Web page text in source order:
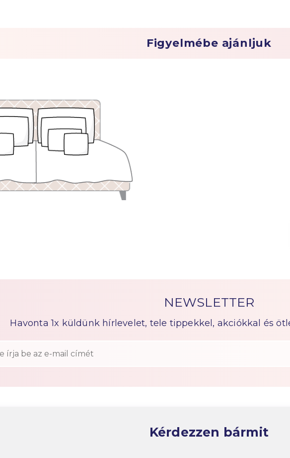
Figyelmébe ajánljuk
NEWSLETTER
Havonta 1x küldünk hírlevelet, tele tippekkel, akciókkal és
Kérdezzen bármit